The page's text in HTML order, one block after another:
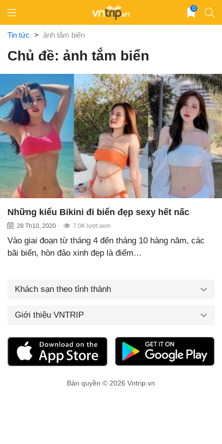
content
0
Tin tức > ảnh tắm biển
Chủ đề: ảnh tắm biển
Những kiểu Bikini đi biển đẹp sexy hết nấc
28 Th10, 2020 7.0K lượt xem
Vào giai đoạn từ tháng 4 đến tháng 10 hàng năm, các
bãi biển, hòn đảo xinh đẹp là điểm…
Khách sạn theo tỉnh thành
Giới thiệu VNTRIP
Bản quyền © 2026 Vntrip.vn